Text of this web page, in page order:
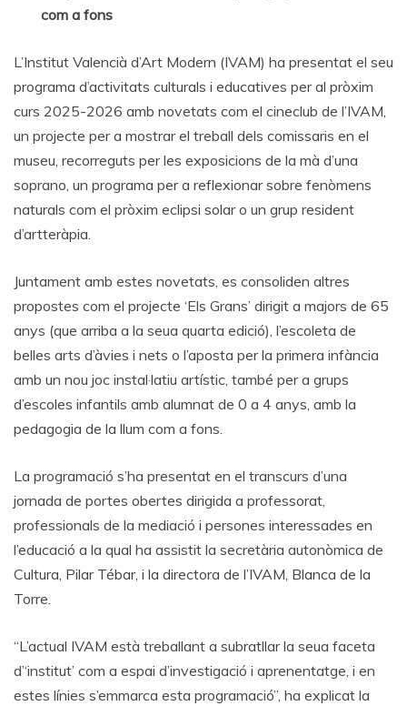
com a fons
L’Institut Valencià d’Art Modern (IVAM) ha presentat el seu
programa d’activitats culturals i educatives per al pròxim
curs 2025-2026 amb novetats com el cineclub de l’IVAM,
un projecte per a mostrar el treball dels comissaris en el
museu, recorreguts per les exposicions de la mà d’una
soprano, un programa per a reflexionar sobre fenòmens
naturals com el pròxim eclipsi solar o un grup resident
d’artteràpia.
Juntament amb estes novetats, es consoliden altres
propostes com el projecte ‘Els Grans’ dirigit a majors de 65
anys (que arriba a la seua quarta edició), l’escoleta de
belles arts d’àvies i nets o l’aposta per la primera infància
amb un nou joc instal·latiu artístic, també per a grups
d’escoles infantils amb alumnat de 0 a 4 anys, amb la
pedagogia de la llum com a fons.
La programació s’ha presentat en el transcurs d’una
jornada de portes obertes dirigida a professorat,
professionals de la mediació i persones interessades en
l’educació a la qual ha assistit la secretària autonòmica de
Cultura, Pilar Tébar, i la directora de l’IVAM, Blanca de la
Torre.
“L’actual IVAM està treballant a subratllar la seua faceta
d’‘institut’ com a espai d’investigació i aprenentatge, i en
estes línies s’emmarca esta programació”, ha explicat la